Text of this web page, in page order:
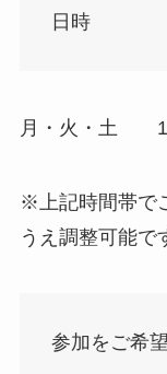
日時
月・火・土
※上記時間帯で
うえ調整可能で
参加をご希